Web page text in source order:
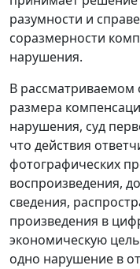
разумности и
соразмерности
нарушения.
В рассматриваемом
размера
нарушения, суд
что действия
фотографических
воспроизведения,
сведения,
произведения в
экономическую
одно нарушение в